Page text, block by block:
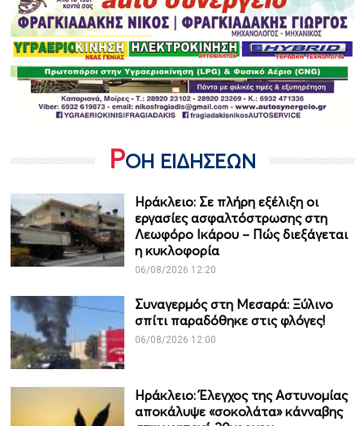
ΡΟΗ ΕΙΔΗΣΕΩΝ
Ηράκλειο: Σε πλήρη εξέλιξη οι
εργασίες ασφαλτόστρωσης στη
Λεωφόρο Ικάρου – Πώς διεξάγεται
η κυκλοφορία
06/08/2026 12:20
Συναγερμός στη Μεσαρά: Ξύλινο
σπίτι παραδόθηκε στις φλόγες!
06/08/2026 12:00
Ηράκλειο: Έλεγχος της Αστυνομίας
αποκάλυψε «σοκολάτα» κάνναβης